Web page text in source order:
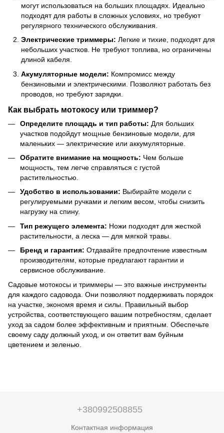
могут использоваться на больших площадях. Идеально
подходят для работы в сложных условиях, но требуют
регулярного технического обслуживания.
Электрические триммеры: Легкие и тихие, подходят для
небольших участков. Не требуют топлива, но ограничены
длиной кабеля.
Акумуляторные модели: Компромисс между
бензиновыми и электрическими. Позволяют работать без
проводов, но требуют зарядки.
Как выбрать мотокосу или триммер?
Определите площадь и тип работы: Для больших
участков подойдут мощные бензиновые модели, для
маленьких — электрические или аккумуляторные.
Обратите внимание на мощность: Чем больше
мощность, тем легче справляться с густой
растительностью.
Удобство в использовании: Выбирайте модели с
регулируемыми ручками и легким весом, чтобы снизить
нагрузку на спину.
Тип режущего элемента: Ножи подходят для жесткой
растительности, а леска — для мягкой травы.
Бренд и гарантия: Отдавайте предпочтение известным
производителям, которые предлагают гарантии и
сервисное обслуживание.
Садовые мотокосы и триммеры — это важные инструменты
для каждого садовода. Они позволяют поддерживать порядок
на участке, экономя время и силы. Правильный выбор
устройства, соответствующего вашим потребностям, сделает
уход за садом более эффективным и приятным. Обеспечьте
своему саду должный уход, и он ответит вам буйным
цветением и зеленью.
+380992508855
Контактная информация